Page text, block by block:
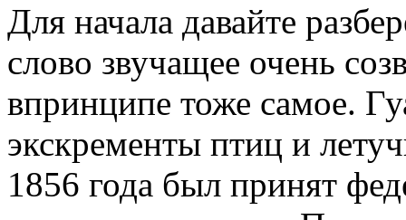
Для начала давайте
слово звучащее очень
впринципе тоже самое.
экскременты птиц и
1856 года был принят